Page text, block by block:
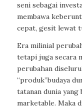
seni sebagai
membawa
cepat, gesit lewat
Era milinial
tetapi juga secara
perubahan
“produk”budaya
tatanan dunia
marketable. Maka